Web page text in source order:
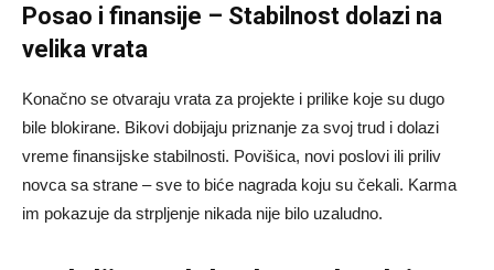
Posao i finansije – Stabilnost dolazi na
velika vrata
Konačno se otvaraju vrata za projekte i prilike koje su dugo
bile blokirane. Bikovi dobijaju priznanje za svoj trud i dolazi
vreme finansijske stabilnosti. Povišica, novi poslovi ili priliv
novca sa strane – sve to biće nagrada koju su čekali. Karma
im pokazuje da strpljenje nikada nije bilo uzaludno.